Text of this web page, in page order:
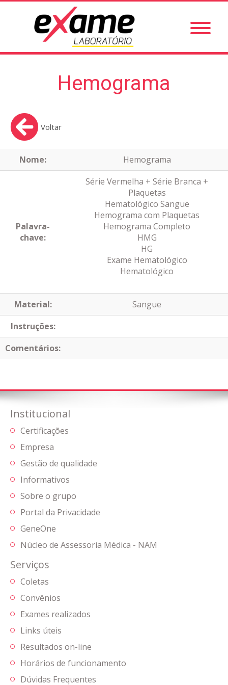
Hemograma
Voltar
Nome: Hemograma
Palavra-
chave:
Série Vermelha + Série Branca +
Plaquetas
Hematológico Sangue
Hemograma com Plaquetas
Hemograma Completo
HMG
HG
Exame Hematológico
Hematológico
Material:
Sangue
Instruções:
Comentários:
Institucional
Certificações
Empresa
Gestão de qualidade
Informativos
Sobre o grupo
Portal da Privacidade
GeneOne
Núcleo de Assessoria Médica - NAM
Serviços
Coletas
Convênios
Exames realizados
Links úteis
Resultados on-line
Horários de funcionamento
Dúvidas Frequentes